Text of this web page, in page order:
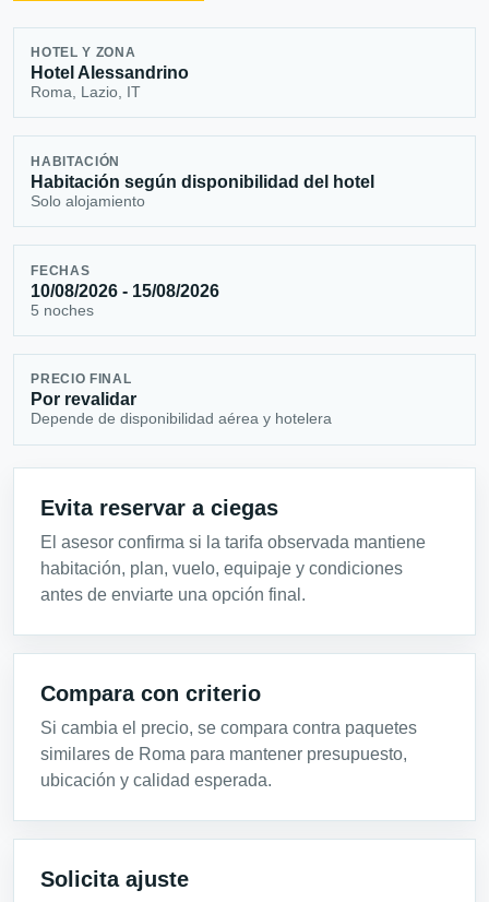
HOTEL Y ZONA
Hotel Alessandrino
Roma, Lazio, IT
HABITACIÓN
Habitación según disponibilidad del hotel
Solo alojamiento
FECHAS
10/08/2026 - 15/08/2026
5 noches
PRECIO FINAL
Por revalidar
Depende de disponibilidad aérea y hotelera
Evita reservar a ciegas
El asesor confirma si la tarifa observada mantiene
habitación, plan, vuelo, equipaje y condiciones
antes de enviarte una opción final.
Compara con criterio
Si cambia el precio, se compara contra paquetes
similares de Roma para mantener presupuesto,
ubicación y calidad esperada.
Solicita ajuste